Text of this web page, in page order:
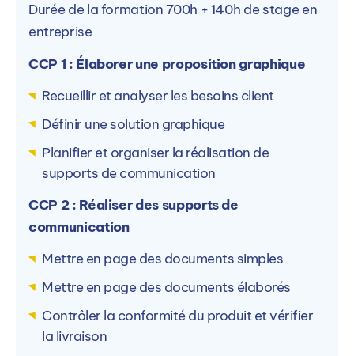
Durée de la formation 700h + 140h de stage en
entreprise
CCP 1 : Élaborer une proposition graphique
Recueillir et analyser les besoins client
Définir une solution graphique
Planifier et organiser la réalisation de
supports de communication
CCP 2 : Réaliser des supports de
communication
Mettre en page des documents simples
Mettre en page des documents élaborés
Contrôler la conformité du produit et vérifier
la livraison
Contacter par mail
Accéder à la formation sur le site de